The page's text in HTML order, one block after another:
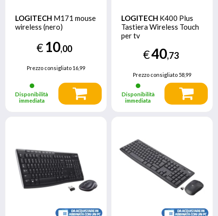
LOGITECH M171 mouse
wireless (nero)
€10,00
Prezzo consigliato16,99
Disponibilità
immediata
LOGITECH K400 Plus
Tastiera Wireless Touch
per tv
€40,73
Prezzo consigliato 58,99
Disponibilità
immediata